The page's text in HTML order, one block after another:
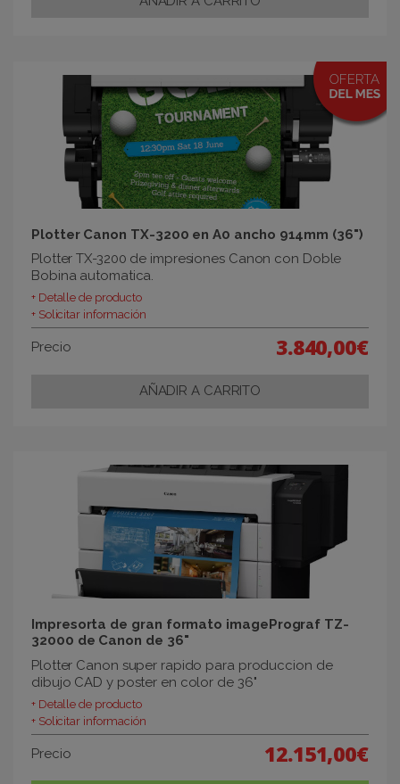
Plotter Canon TX-3200 en A0 ancho 914mm (36")
Plotter TX-3200 de impresiones Canon con Doble
Bobina automatica.
+ Detalle de producto
+ Solicitar información
Precio 3.840,00€
Impresorta de gran formato imagePrograf TZ-
32000 de Canon de 36"
Plotter Canon super rapido para produccion de
dibujo CAD y poster en color de 36"
+ Detalle de producto
+ Solicitar información
Precio 12.151,00€